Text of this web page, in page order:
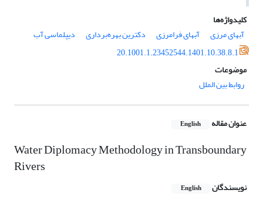
کلیدواژه‌ها
آب‏های مرزی
آب‏های فرامرزی دکترین بهره‌برداری
دیپلماسی آب
20.1001.1.23452544.1401.10.38.8.1
موضوعات
روابط بین الملل
عنوان مقاله English
Water Diplomacy Methodology in Transboundary
Rivers
نویسندگان English